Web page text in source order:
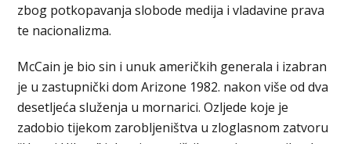
zbog potkopavanja slobode medija i vladavine prava
te nacionalizma.
McCain je bio sin i unuk američkih generala i izabran
je u zastupnički dom Arizone 1982. nakon više od dva
desetljeća služenja u mornarici. Ozljede koje je
zadobio tijekom zarobljeništva u zloglasnom zatvoru